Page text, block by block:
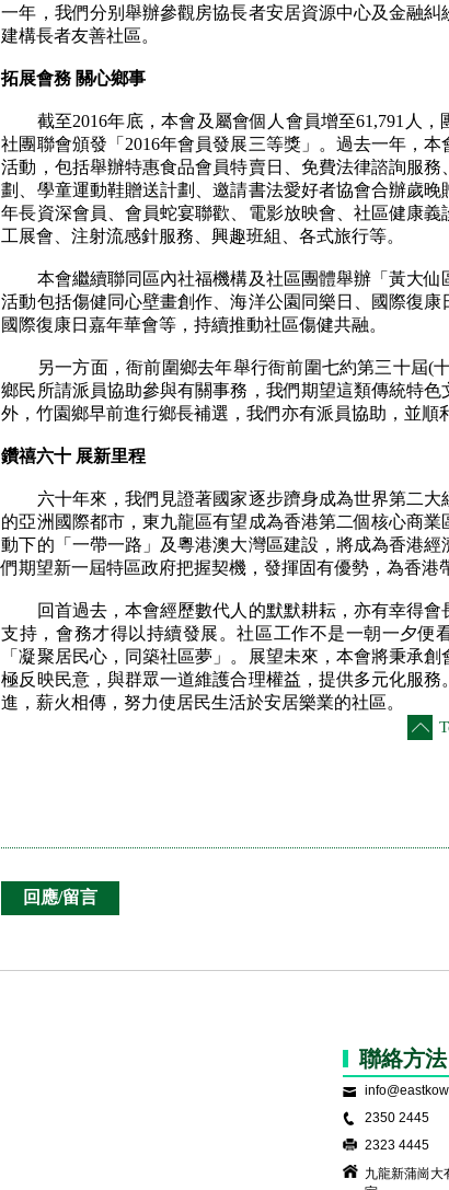
一年，我們分别舉辦參觀房協長者安居資源中心及金融糾
建構長者友善社區。
拓展會務 關心鄉事
截至2016年底，本會及屬會個人會員增至61,791人，
社團聯會頒發「2016年會員發展三等獎」。過去一年，本
活動，包括舉辦特惠食品會員特賣日、免費法律諮詢服
劃、學童運動鞋贈送計劃、邀請書法愛好者協會合辦歲晚
年長資深會員、會員蛇宴聯歡、電影放映會、社區健康義
工展會、注射流感針服務、興趣班組、各式旅行等。
本會繼續聯同區內社福機構及社區團體舉辦「黃大仙
活動包括傷健同心壁畫創作、海洋公園同樂日、國際復康
國際復康日嘉年華會等，持續推動社區傷健共融。
另一方面，衙前圍鄉去年舉行衙前圍七約第三十屆(
鄉民所請派員協助參與有關事務，我們期望這類傳統特
外，竹園鄉早前進行鄉長補選，我們亦有派員協助，並順
鑽禧六十 展新里程
六十年來，我們見證著國家逐步躋身成為世界第二大
的亞洲國際都市，東九龍區有望成為香港第二個核心商
動下的「一帶一路」及粵港澳大灣區建設，將成為香港
們期望新一屆特區政府把握契機，發揮固有優勢，為香港
回首過去，本會經歷數代人的默默耕耘，亦有幸得會
支持，會務才得以持續發展。社區工作不是一朝一夕便
「凝聚居民心，同築社區夢」。展望未來，本會將秉承
極反映民意，與群眾一道維護合理權益，提供多元化服
進，薪火相傳，努力使居民生活於安居樂業的社區。
聯絡方法
2350 2445
2323 4445
九龍新蒲崗大